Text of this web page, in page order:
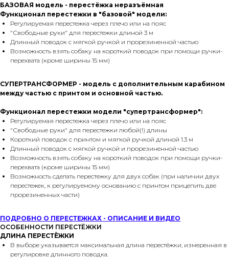
БАЗОВАЯ модель - перестёжка неразъёмная
Функционал перестежки в "базовой" модели:
Регулируемая перестежка через плечо или на пояс
"Свободные руки" для перестежки длиной 3 м
Длинный поводок с мягкой ручкой и прорезиненной частью
Возможность взять собаку на короткий поводок при помощи ручки-
перехвата (кроме ширины 15 мм)
СУПЕРТРАНСФОРМЕР - модель с дополнительным карабином
между частью с принтом и основной частью.
Функционал перестежки модели "супертрансформер":
Регулируемая перестежка через плечо или на пояс
"Свободные руки" для перестежки любой(!) длины
Короткий поводок с принтом и мягкой ручкой длиной 1.3 м
Длинный поводок с мягкой ручкой и прорезиненной частью
Возможность взять собаку на короткий поводок при помощи ручки-
перехвата (кроме ширины 15 мм)
Возможность сделать перестежку для двух собак (при наличии двух
перестежек, к регулируемому основанию с принтом прицепить две
прорезиненных части)
ПОДРОБНО О ПЕРЕСТЕЖКАХ - ОПИСАНИЕ И ВИДЕО
ОСОБЕННОСТИ ПЕРЕСТЁЖКИ
ДЛИНА ПЕРЕСТЁЖКИ
В выборе указывается максимальная длина перестёжки, измеренная в
регулировке длинного поводка.